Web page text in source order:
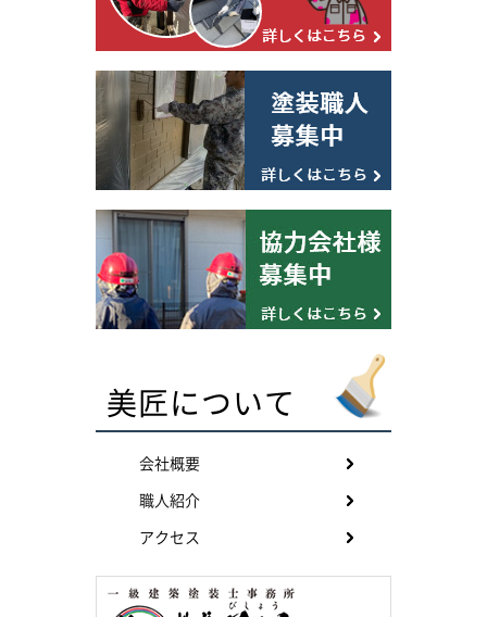
美匠について
会社概要
職人紹介
アクセス